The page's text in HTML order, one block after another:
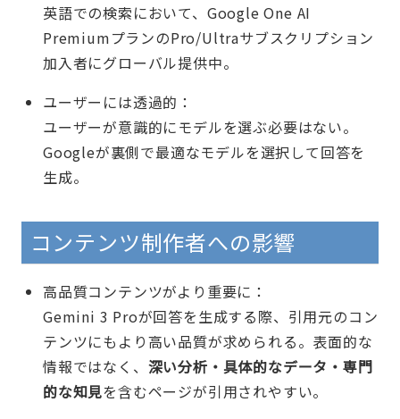
英語での検索において、Google One AI
PremiumプランのPro/Ultraサブスクリプション
加入者にグローバル提供中。
ユーザーには透過的：
ユーザーが意識的にモデルを選ぶ必要はない。
Googleが裏側で最適なモデルを選択して回答を
生成。
コンテンツ制作者への影響
高品質コンテンツがより重要に：
Gemini 3 Proが回答を生成する際、引用元のコン
テンツにもより高い品質が求められる。表面的な
情報ではなく、 深い分析・具体的なデータ・専門
的な知見を含むページが引用されやすい。